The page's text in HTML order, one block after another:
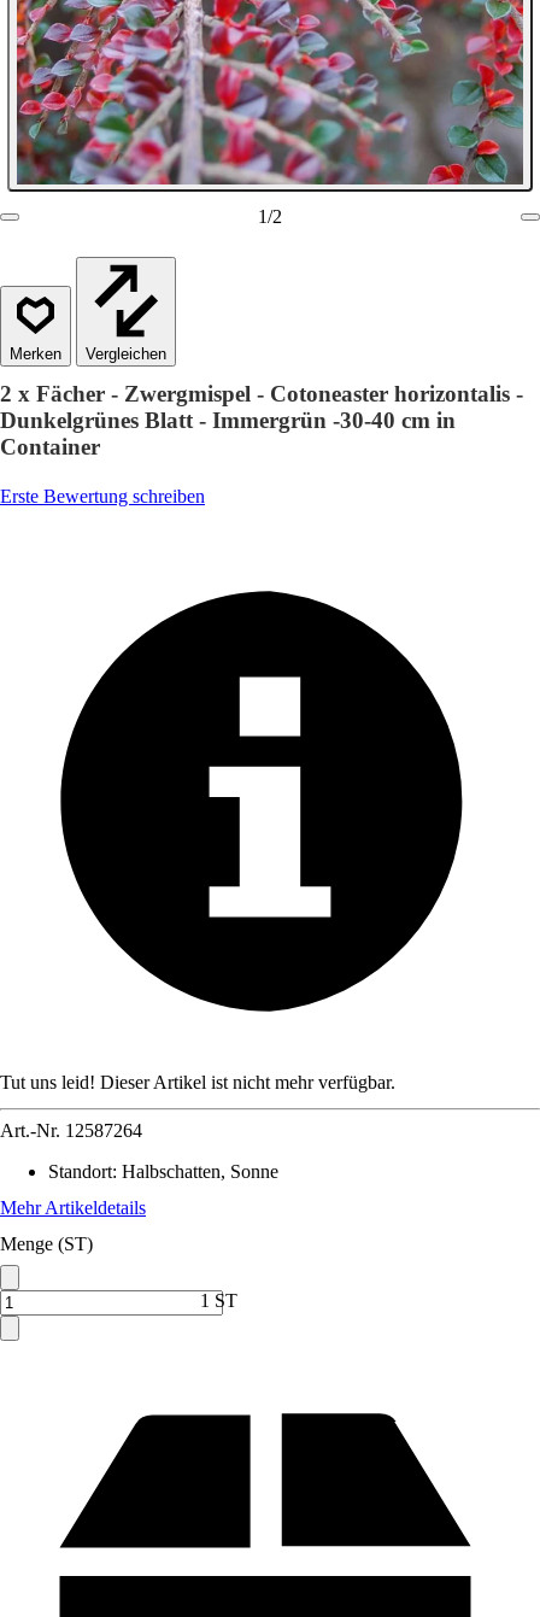
1/2
Vergleichen
2 x Fächer - Zwergmispel - Cotoneaster horizontalis -
Dunkelgrünes Blatt - Immergrün -30-40 cm in
Container
Erste Bewertung schreiben
Tut uns leid! Dieser Artikel ist nicht mehr verfügbar.
Art.-Nr. 12587264
Standort: Halbschatten, Sonne
Mehr Artikeldetails
Menge (ST)
1 ST